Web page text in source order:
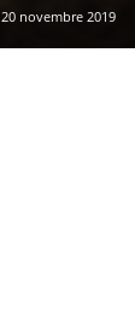
20 novembre 2019